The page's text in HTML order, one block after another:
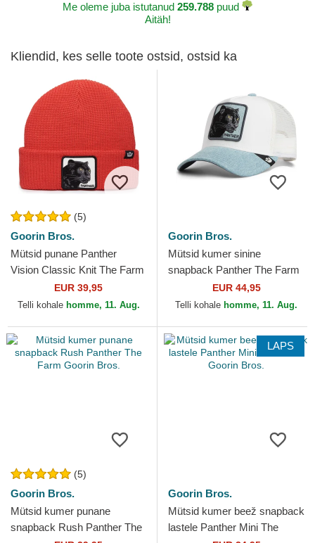
Me oleme juba istutanud 259.788 puud
Aitäh!
Kliendid, kes selle toote ostsid, ostsid ka
(5)
Goorin Bros.
Mütsid punane Panther
Vision Classic Knit The Farm
Goorin Bros.EUR 39,95
Telli kohale homme, 11. Aug.
Goorin Bros.
Mütsid kumer sinine
snapback Panther The Farm
Goorin Bros.EUR 44,95
Telli kohale homme, 11. Aug.
(5)
Goorin Bros.
Mütsid kumer punane
snapback Rush Panther The
LAPS
Goorin Bros.
Mütsid kumer beež snapback
lastele Panther Mini The